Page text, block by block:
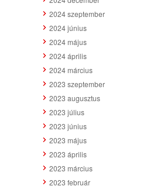
2024 szeptember
2024 június
2024 május
2024 április
2024 március
2023 szeptember
2023 augusztus
2023 július
2023 június
2023 május
2023 április
2023 március
2023 február